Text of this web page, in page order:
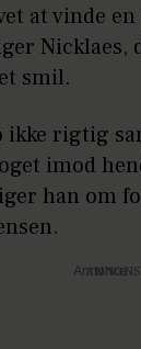
at vinde
Nicklaes,
smil.
ikke rigtig
imod
han om
Annonce